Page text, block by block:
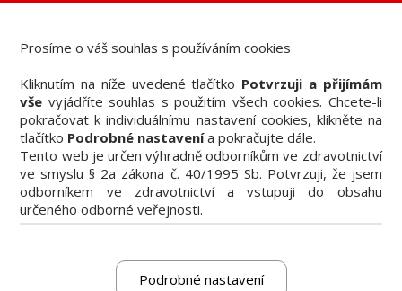
Knižní nabídka
Vzdělávací akce
Akční nabídky firem
Přehledy produktů
Inzerce
Předplatné / el. verze časopisů
Prosíme o váš souhlas s používáním cookies
Kliknutím na níže uvedené tlačítko Potvrzuji a přijímám
vše vyjádříte souhlas s použitím všech cookies. Chcete-li
pokračovat k individuálnímu nastavení cookies, klikněte na
tlačítko Podrobné nastavenía pokračujte dále.
Tento web je určen výhradně odborníkům ve zdravotnictví
ve smyslu § 2a zákona č. 40/1995 Sb. Potvrzuji, že jsem
odborníkem ve zdravotnictví a vstupuji do obsahu
určeného odborné veřejnosti.
Podrobné nastavení